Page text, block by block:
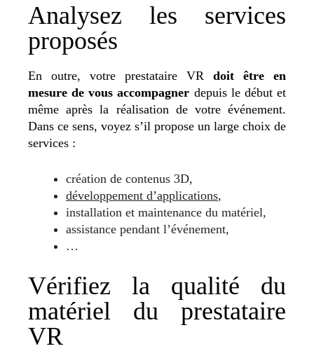
Analysez les services
proposés
En outre, votre prestataire VR doit être en
mesure de vous accompagner depuis le début et
même après la réalisation de votre événement.
Dans ce sens, voyez s’il propose un large choix de
services :
création de contenus 3D,
développement d’applications,
installation et maintenance du matériel,
assistance pendant l’événement,
…
Vérifiez la qualité du
matériel du prestataire
VR